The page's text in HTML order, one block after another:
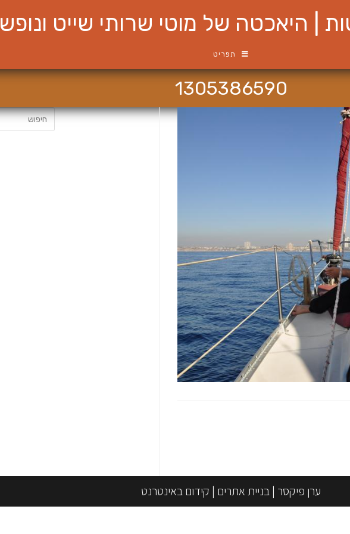
| היאכטה של מוטי שרותי שייט ונופש
תפריט
1305386590
חיפוש:
ערן פיקסר | בניית אתרים | קידום באינטרנט